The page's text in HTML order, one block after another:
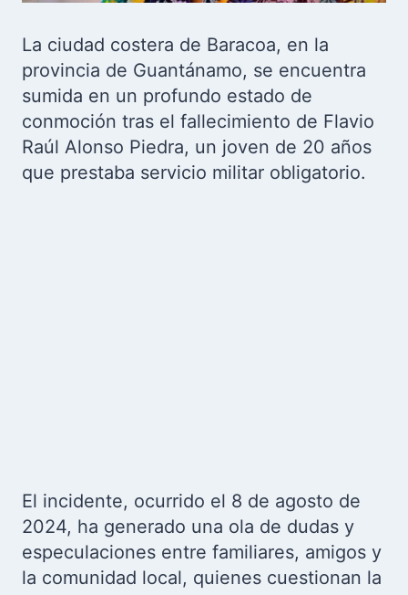
La ciudad costera de Baracoa, en la
provincia de Guantánamo, se encuentra
sumida en un profundo estado de
conmoción tras el fallecimiento de Flavio
Raúl Alonso Piedra, un joven de 20 años
que prestaba servicio militar obligatorio.
El incidente, ocurrido el 8 de agosto de
2024, ha generado una ola de dudas y
especulaciones entre familiares, amigos y
la comunidad local, quienes cuestionan la